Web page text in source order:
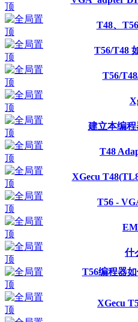
T48、
T56/T48
T56/
建立本编
T48
XGecu
T56 -
什
T56编程器
XGecu